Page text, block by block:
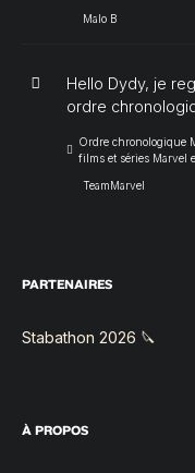
Malo B
Hello Dydy, je
ordre
Ordre chronologique
films et séries Marvel
TeamMarvel
PARTENAIRES
Stabathon 2026 🔪
À PROPOS